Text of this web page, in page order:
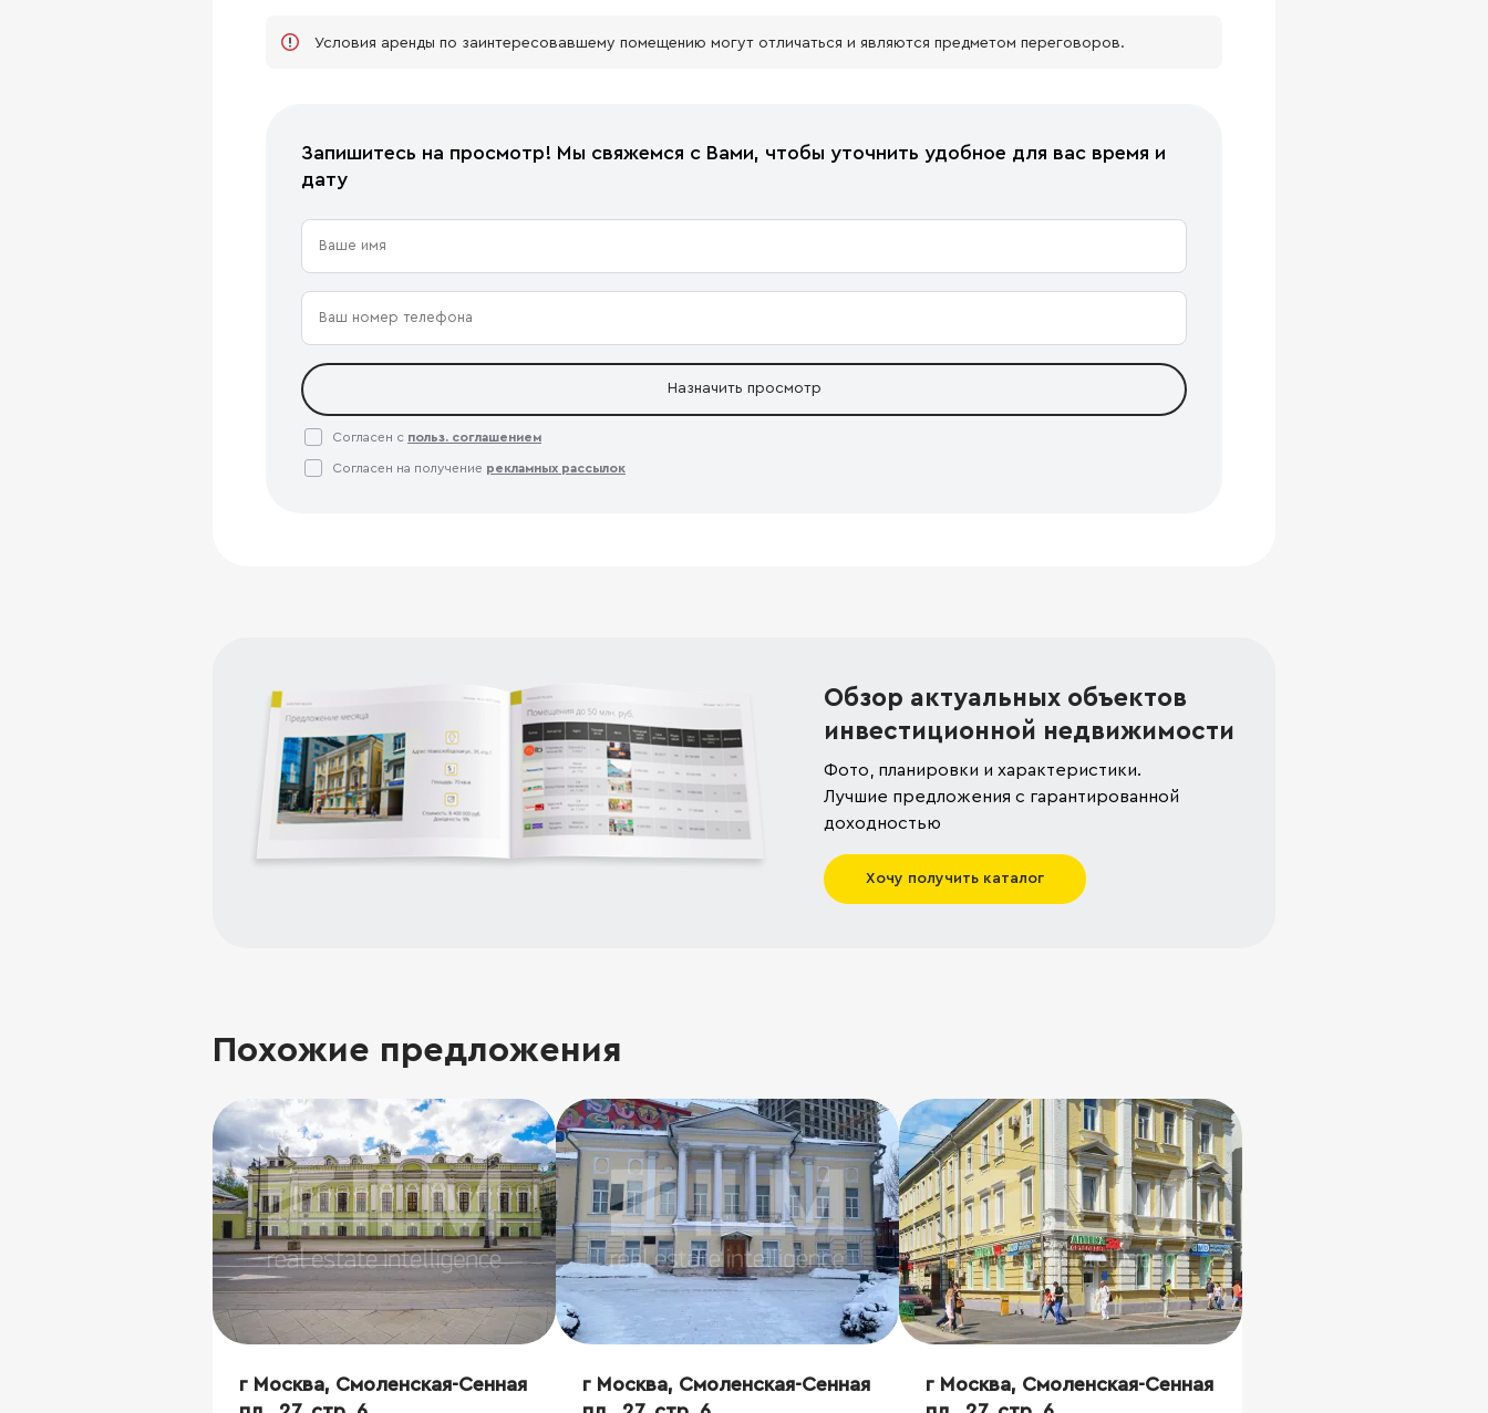
Условия аренды по заинтересовавшему помещению могут отличаться и являются предметом переговоров.
Запишитесь на просмотр! Мы свяжемся с Вами, чтобы уточнить удобное для вас время и
дату
Назначить просмотр
Согласен с польз. соглашением
Согласен на получение рекламных рассылок
Обзор актуальных объектов
инвестиционной недвижимости
Фото, планировки и характеристики.
Лучшие предложения с гарантированной
доходностью
Хочу получить каталог
Похожие предложения
г Москва, Смоленская-Сенная
г Москва, Смоленская-Сенная
г Москва, Смоленская-Сенная